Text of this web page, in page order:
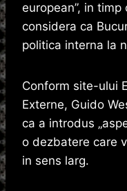
european”, in
considera ca
politica interna la
Conform site-ului
Externe, Guido
ca a introdus
o dezbatere care
in sens larg.